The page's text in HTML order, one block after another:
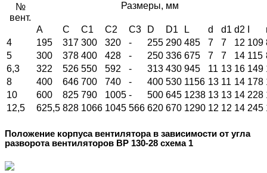
№
вент.
Размеры, мм
А C C1 C2 C3 D D1 L d d1 d2
4
195 317 300 320 - 255 290 485 7 7 12 109
5
300 378 400 428 - 250 336 675 7 7 14 115
6,3
322 526 550 592 - 313 430 945 11 13 16 149
8
400 646 700 740 - 400 530 1156 13 11 14 178
10
600 825 790 1005 - 500 645 1238 13 13 14 228
12,5
625,5 828 1066 1045 566 620 670 1290 12 12 14 245
Положение корпуса вентилятора в зависимости от угла
разворота вентиляторов ВР 130-28 схема 1